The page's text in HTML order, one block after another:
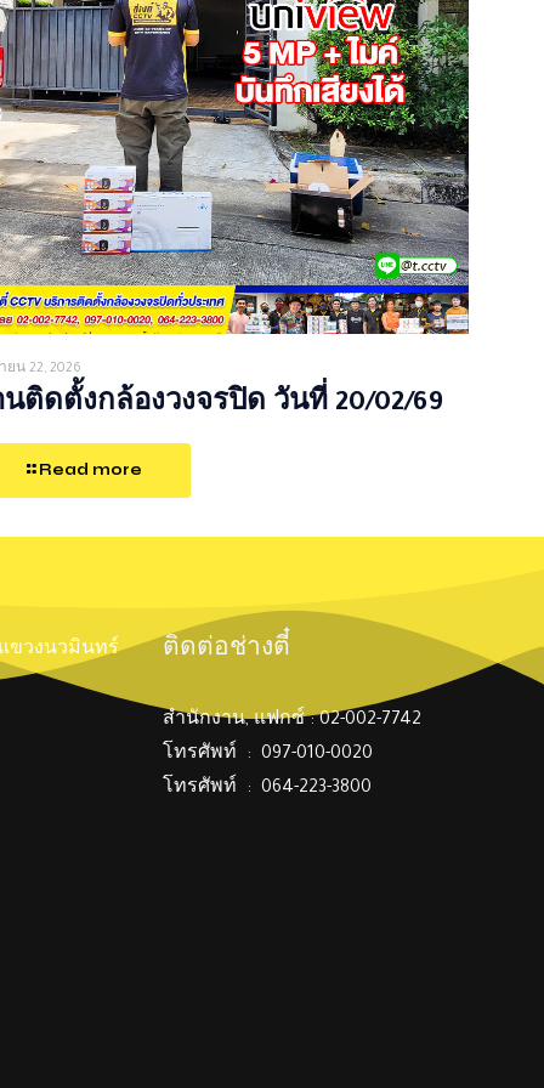
ยน 22, 2026
นติดตั้งกล้องวงจรปิด วันที่ 20/02/69
Read more
แขวงนวมินทร์ ติดต่อช่างตี๋
สำนักงาน, แฟกซ์ : 02-002-7742
โทรศัพท์ : 097-010-0020
โทรศัพท์ : 064-223-3800